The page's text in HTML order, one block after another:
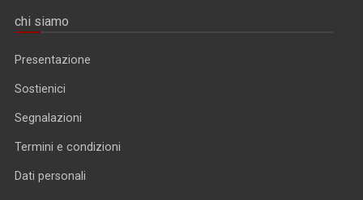
chi siamo
Presentazione
Sostienici
Segnalazioni
Termini e condizioni
Dati personali